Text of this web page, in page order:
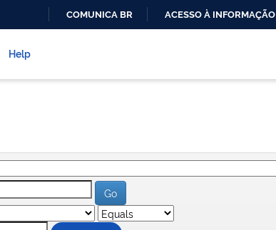
CONTEÚDO
COMUNICA BR ACESSO À INFORMAÇÃO
Help